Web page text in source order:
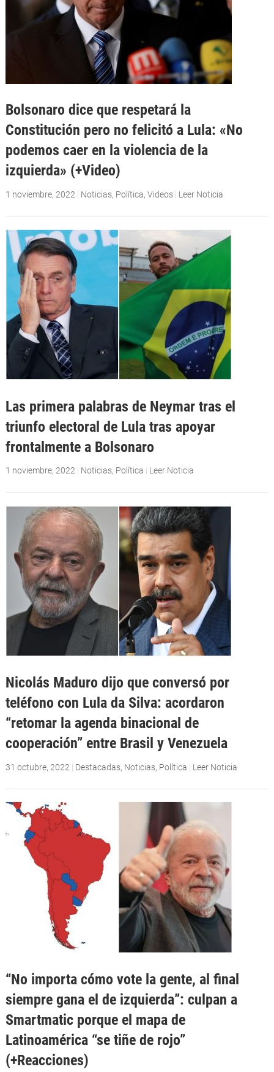
Bolsonaro dice que respetará la
Constitución pero no felicitó a Lula: «No
podemos caer en la violencia de la
izquierda» (+Video)
1 noviembre, 2022 | Noticias, Política, Videos | Leer Noticia
Las primera palabras de Neymar tras el
triunfo electoral de Lula tras apoyar
frontalmente a Bolsonaro
1 noviembre, 2022 | Noticias, Política | Leer Noticia
Nicolás Maduro dijo que conversó por
teléfono con Lula da Silva: acordaron
“retomar la agenda binacional de
cooperación” entre Brasil y Venezuela
31 octubre, 2022 | Destacadas, Noticias, Política | Leer Noticia
“No importa cómo vote la gente, al final
siempre gana el de izquierda”: culpan a
Smartmatic porque el mapa de
Latinoamérica “se tiñe de rojo”
(+Reacciones)